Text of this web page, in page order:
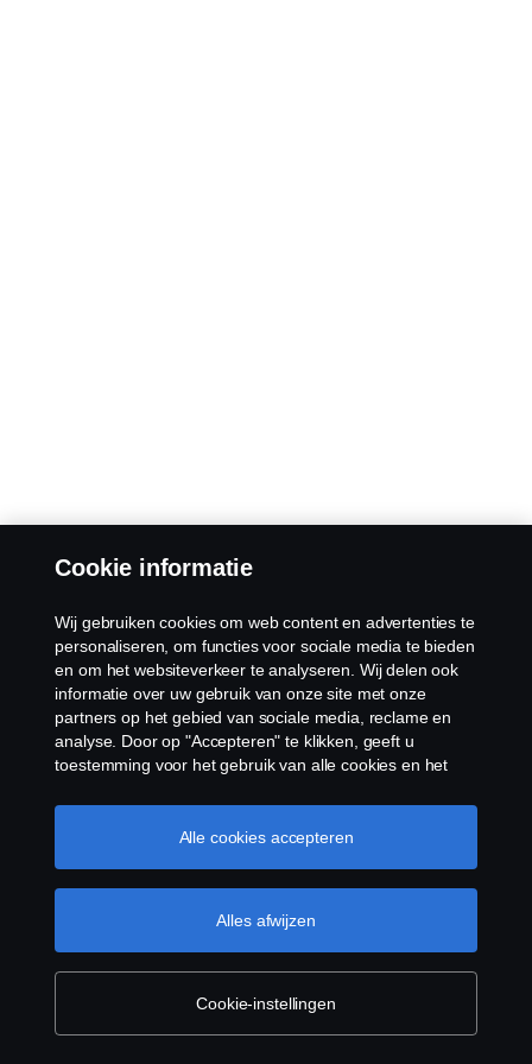
Cookie informatie
Wij gebruiken cookies om web content en advertenties te
personaliseren, om functies voor sociale media te bieden
en om het websiteverkeer te analyseren. Wij delen ook
informatie over uw gebruik van onze site met onze
partners op het gebied van sociale media, reclame en
analyse. Door op "Accepteren" te klikken, geeft u
toestemming voor het gebruik van alle cookies en het
door op "Cookie Instellingen" te klikken en de
categorieën te selecteren die u wilt accepteren. Voor een
Cookie beleid
Cookie-instellingen
Alles afwijzen
Alle cookies accepteren